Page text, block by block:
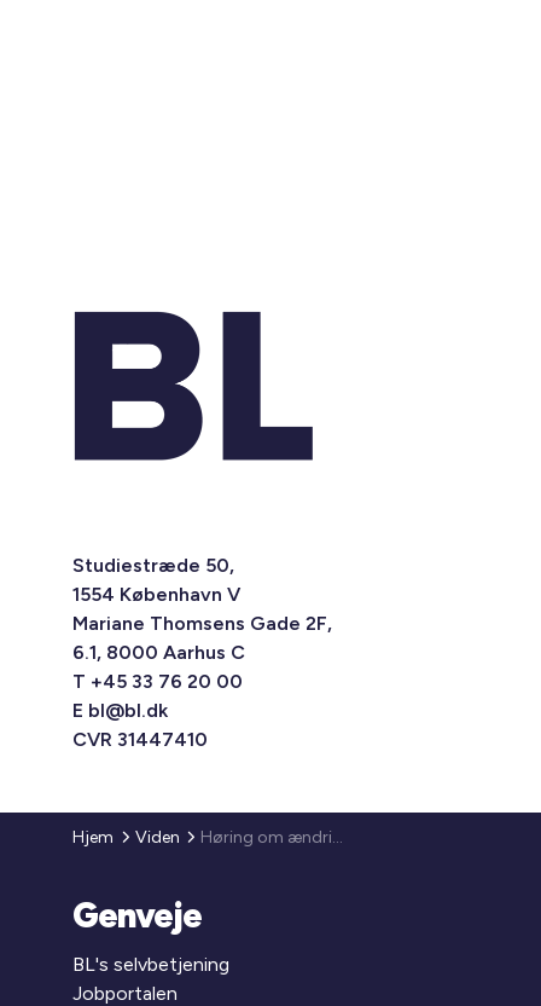
Studiestræde 50,
1554 København V
Mariane Thomsens Gade 2F,
6.1, 8000 Aarhus C
T +45 33 76 20 00
E bl@bl.dk
CVR 31447410
Hjem Viden Høring om ændring af udbudsloven, lov om Klagenævnet for Udbud og ophævelse af lov om indhentning af tilbud i bygge- og anlægssektoren
Genveje
BL's selvbetjening
Jobportalen